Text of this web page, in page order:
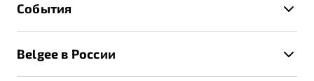
Калькулятор ТО
Помощь на дорогах
Belgee Линк
События
Контакты
Belgee в России